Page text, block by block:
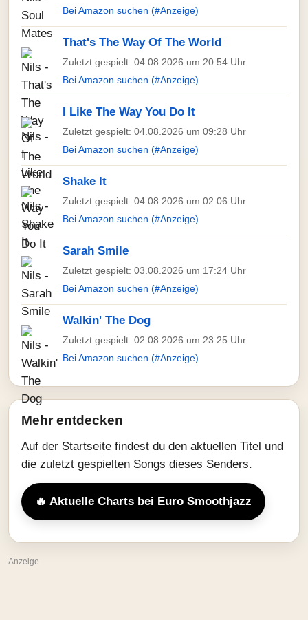
Bei Amazon suchen (#Anzeige)
That's The Way Of The World
Zuletzt gespielt: 04.08.2026 um 20:54 Uhr
Bei Amazon suchen (#Anzeige)
I Like The Way You Do It
Zuletzt gespielt: 04.08.2026 um 09:28 Uhr
Bei Amazon suchen (#Anzeige)
Shake It
Zuletzt gespielt: 04.08.2026 um 02:06 Uhr
Bei Amazon suchen (#Anzeige)
Sarah Smile
Zuletzt gespielt: 03.08.2026 um 17:24 Uhr
Bei Amazon suchen (#Anzeige)
Walkin' The Dog
Zuletzt gespielt: 02.08.2026 um 23:25 Uhr
Bei Amazon suchen (#Anzeige)
Mehr entdecken
Auf der Startseite findest du den aktuellen Titel und
die zuletzt gespielten Songs dieses Senders.
🔥 Aktuelle Charts bei Euro Smoothjazz
Anzeige